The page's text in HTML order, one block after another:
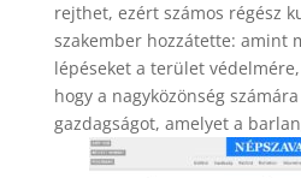
rejthet, ezért számos régész
szakember hozzátette: amint
lépéseket a terület
hogy a nagyközönség
gazdagságot, amelyet a